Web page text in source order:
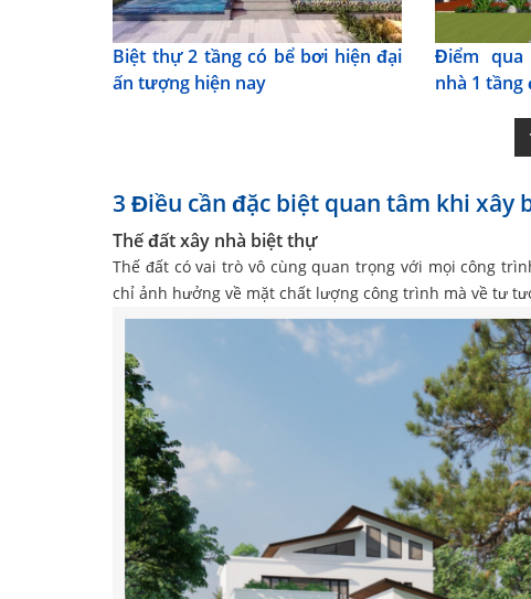
Biệt thự 2 tầng có bể bơi hiện đại
ấn tượng hiện nay
Điểm
nhà 1 tầng
3 Điều cần đặc biệt quan tâm khi xây
Thế đất xây nhà biệt thự
Thế đất có vai trò vô cùng quan trọng với mọi công
chỉ ảnh hưởng về mặt chất lượng công trình mà về tư